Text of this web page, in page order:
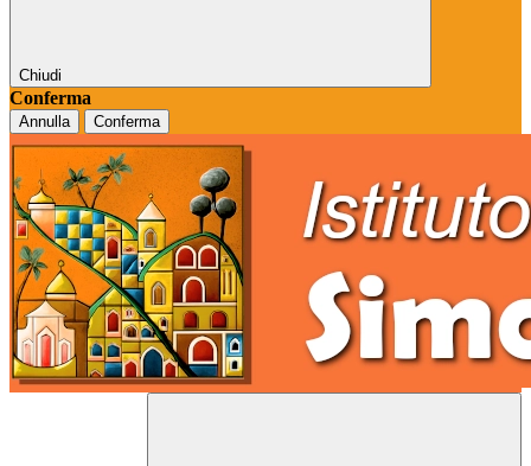
Chiudi
Conferma
Annulla Conferma